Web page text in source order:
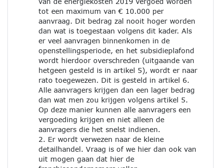
tot een maximum van € 10.000 per
aanvraag. Dit bedrag zal nooit hoger worden
dan wat is toegestaan volgens dit kader. Als
er veel aanvragen binnenkomen in de
openstellingsperiode, en het subsidieplafond
wordt hierdoor overschreden (uitgaande van
hetgeen gesteld is in artikel 5), wordt er naar
rato toegewezen. Dit is gesteld in artikel 6.
Alle aanvragers krijgen dan een lager bedrag
dan wat men zou krijgen volgens artikel 5.
Op deze manier kunnen alle aanvragers een
vergoeding krijgen en niet alleen de
aanvragers die het snelst indienen.
2. Er wordt verwezen naar de kleine
detailhandel. Vraag is of we hier dan ook van
uit mogen gaan dat hier de